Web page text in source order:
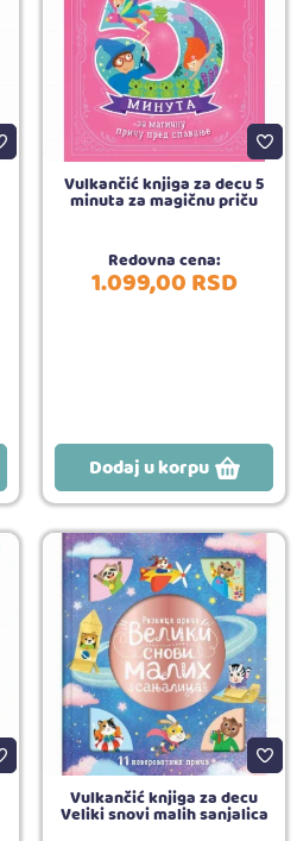
Vulkančić knjiga za decu 5
minuta za magičnu priču
Redovna cena:
1.099,00RSD
Dodaj u korpu
Vulkančić knjiga za decu
Veliki snovi malih sanjalica